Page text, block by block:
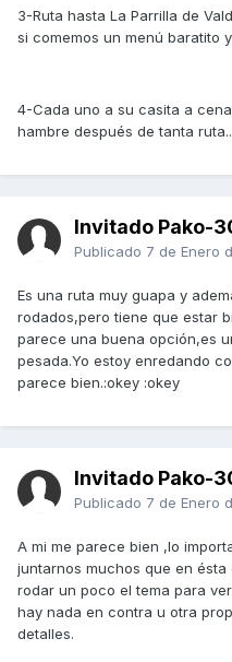
3-Ruta hasta La Parrilla de
si comemos un menú baratito
4-Cada uno a su casita a
hambre después de tanta
Invitado Pako-
Publicado 7 de Enero
Es una ruta muy guapa y
rodados,pero tiene que estar
parece una buena opción,es
pesada.Yo estoy enredando
parece bien.:okey :okey
Invitado Pako-
Publicado 7 de Enero
A mi me parece bien ,lo
juntarnos muchos que en
rodar un poco el tema para
hay nada en contra u otra
detalles.